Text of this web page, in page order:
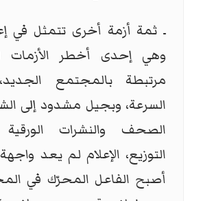
ـ ثمة أزمة أخرى تتمثل في
وهي إحدى أخطر الأزمات
مرتبطة بالمجتمع
السرعة، وبجيل مشدود إلى
الصحف والنشرات
التوزيع، الإعلام لم يعد
أصبح الفاعل المحرّك في